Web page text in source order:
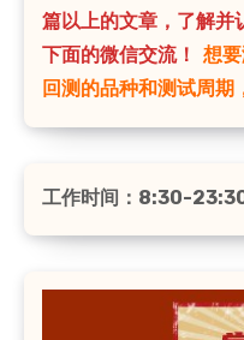
篇以上的文章，了解并
下面的微信交流！
想
回测的品种和测试周期
工作时间：8:30-